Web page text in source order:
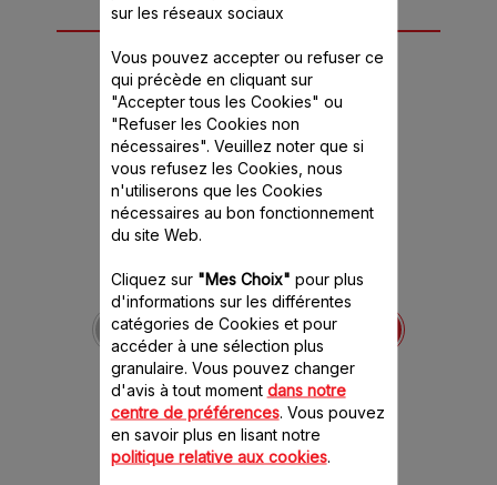
Autre(s) accessoire(s)
recommandé(s)
Verrine couvercle
rouge SS-
1530000652
Pour préparer de délicieux
yaourts
Stock disponible.
6.40 CHF
sur les réseaux sociaux
Vous pouvez accepter ou refuser ce
qui précède en cliquant sur
"Accepter tous les Cookies" ou
"Refuser les Cookies non
nécessaires". Veuillez noter que si
vous refusez les Cookies, nous
n'utiliserons que les Cookies
nécessaires au bon fonctionnement
du site Web.
Cliquez sur "Mes Choix" pour plus
d'informations sur les différentes
catégories de Cookies et pour
accéder à une sélection plus
granulaire. Vous pouvez changer
d'avis à tout moment dans notre
centre de préférences. Vous pouvez
en savoir plus en lisant notre
politique relative aux cookies.